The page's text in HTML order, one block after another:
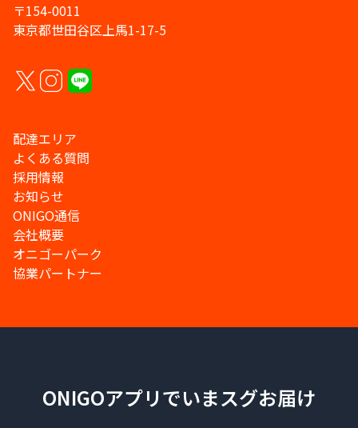
〒154-0011
東京都世田谷区上馬1-17-5
配達エリア
よくある質問
採用情報
お知らせ
ONIGO通信
会社概要
オニゴーパーク
協業パートナー
ONIGOアプリでいまスグお届け